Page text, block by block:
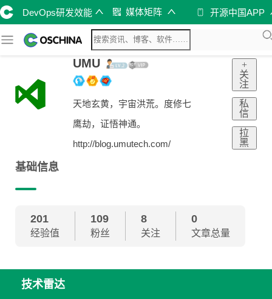
DevOps研发效能 媒体矩阵 开源中国APP
UMU
天地玄黄，宇宙洪荒。度修七
鹰劫，证悟神通。
http://blog.umutech.com/
+
关
注
私
信
拉
黑
基础信息
201
经验值
109
粉丝
8
关注
0
文章总量
技术雷达